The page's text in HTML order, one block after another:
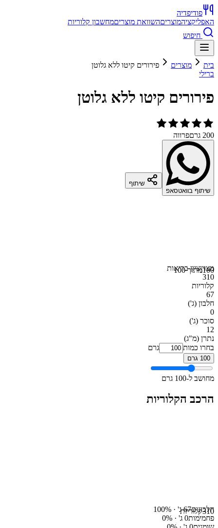
פודיפדיה
האפליקציהמוצריםהשוואת מוצריםמחשבון קלוריות
חיפוש
בית מוצרים
פירורים קיטו ללא גלוטן
ברילי
פירורים קיטו ללא גלוטן
200 גרם פרווה
שיתוף בוואטסאפ
שיתוף
100מתוך 100מצויןציון בריאות
310
קלוריות
67
חלבון (ג')
0
סוכר (ג')
12
נתרן (מ"ג)
בחרו כמות
גרם
100 גרם
מחושב ל-100 גרם
הרכב הקלוריות
310קלוריותחלבונים67ג' · 100%
פחמימות0 ג' · 0%